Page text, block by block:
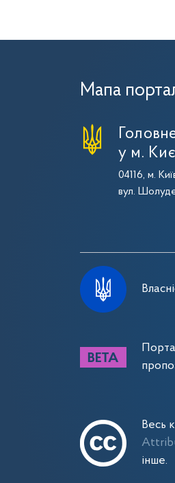
Мапа
у м.
04116, м.
вул.
Весь
інше.